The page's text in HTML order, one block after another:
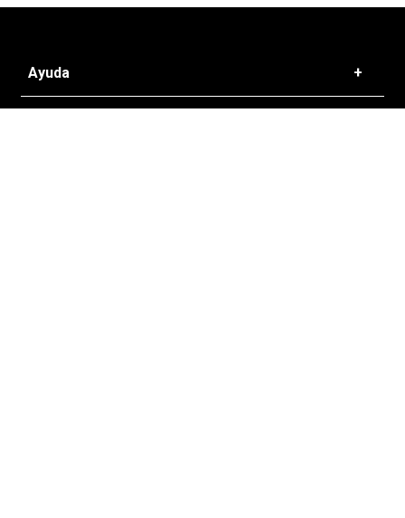
Ayuda +
Preguntas frecuentes